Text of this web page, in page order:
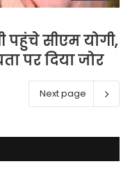
पहुंचे सीएम योगी,
पर दिया जोर
Next page